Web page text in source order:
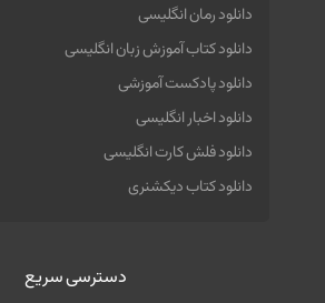
دانلود رمان انگلیسی
دانلود کتاب آموزش زبان انگلیسی
دانلود پادکست آموزشی
دانلود اخبار انگلیسی
دانلود فلش کارت انگلیسی
دانلود کتاب دیکشنری
دسترسی سریع